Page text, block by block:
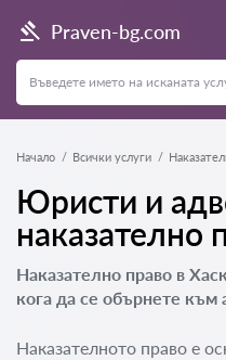
Praven-bg.com
Начало Всички услуги
Юристи и
наказателно
Наказателно право в
кога да се обърнете към
Наказателното право е